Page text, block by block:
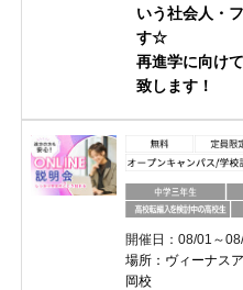
いう社会人・
す☆
再進学に向け
致します！
開催日：08/01～
場所：ヴィーナス
岡校